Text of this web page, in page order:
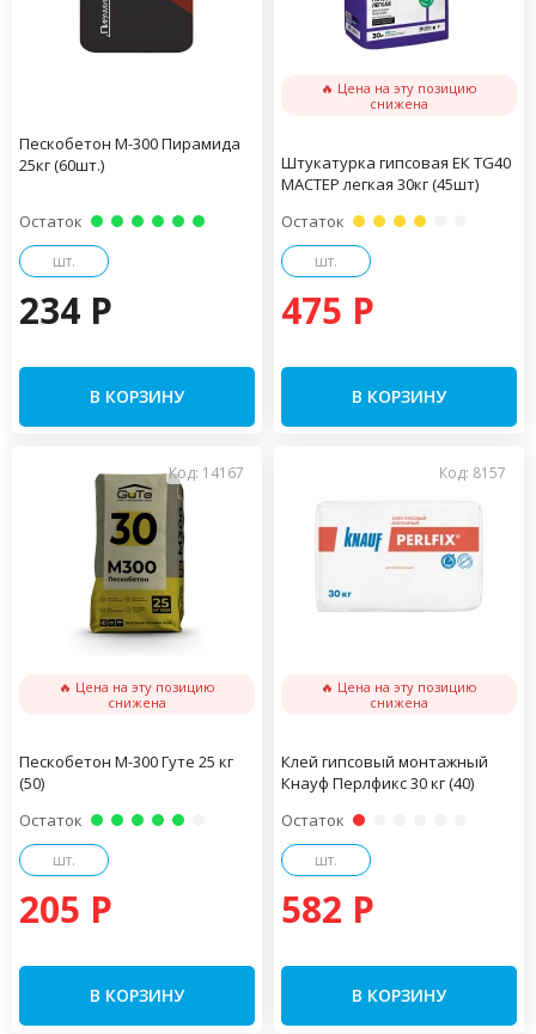
Пескобетон М-300 Пирамида
25кг (60шт.)
Остаток
шт.
234 P
В КОРЗИНУ
🔥 Цена на эту позицию
снижена
Штукатурка гипсовая ЕК TG40
МАСТЕР легкая 30кг (45шт)
Остаток
шт.
475 P
В КОРЗИНУ
Код: 14167
🔥 Цена на эту позицию
снижена
Пескобетон М-300 Гуте 25 кг
(50)
Остаток
шт.
205 P
В КОРЗИНУ
Код: 8157
🔥 Цена на эту позицию
снижена
Клей гипсовый монтажный
Кнауф Перлфикс 30 кг (40)
Остаток
шт.
582 P
В КОРЗИНУ